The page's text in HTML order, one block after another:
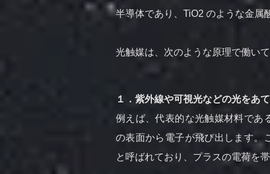
半導体であり、TiO2 のような金属
光触媒は、次のような原理で働い
１．紫外線や可視光などの光をあ
例えば、代表的な光触媒材料であ
の表面から電子が飛び出します。
と呼ばれており、プラスの電荷を